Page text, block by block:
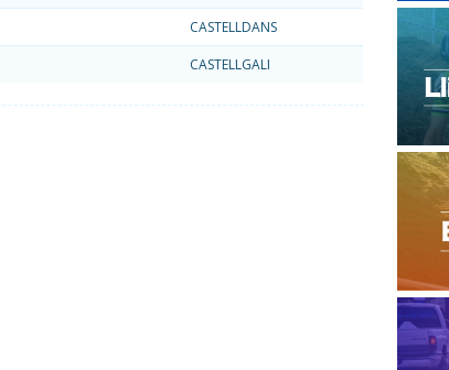
CASTELLDANS
CASTELLGALI